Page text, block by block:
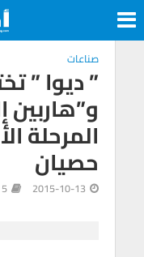
صناعات
” ديوا ”
و”هاربين
المرحلة
حصيان
2015-10-13 5 منذ دقيقة